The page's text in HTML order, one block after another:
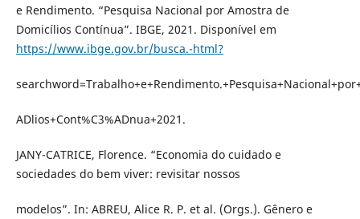
e Rendimento. “Pesquisa Nacional por Amostra de
Domicílios Contínua”. IBGE, 2021. Disponível em
https://www.ibge.gov.br/busca.-html?
ADlios+Cont%C3%ADnua+2021.
JANY-CATRICE, Florence. “Economia do cuidado e
sociedades do bem viver: revisitar nossos
modelos”. In: ABREU, Alice R. P. et al. (Orgs.). Gênero e